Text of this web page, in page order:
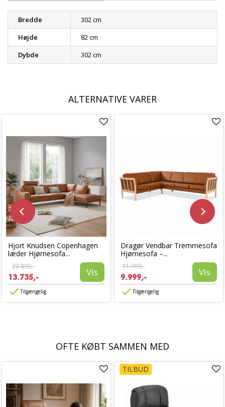
Bredde
302 cm
Højde
82 cm
Dybde
302 cm
ALTERNATIVE VARER
Hjort Knudsen Copenhagen
læder Hjørnesofa...
22.892,-
13.735,- Vis
Tilgængelig
Dragør Vendbar Tremmesofa
Hjørnesofa –...
11.999,-
9.999,- Vis
Tilgængelig
OFTE KØBT SAMMEN MED
TILBUD